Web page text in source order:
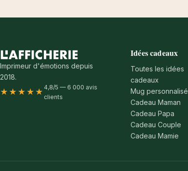
Imprimeur d'émotions depuis
2018.
★★★★★ 4,8/5 — 6 000 avis
clients
Idées cadeaux
Toutes les idées
cadeaux
Mug personnalisé
Cadeau Maman
Cadeau Papa
Cadeau Couple
Cadeau Mamie